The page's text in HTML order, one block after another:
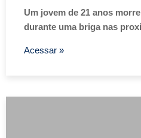
Um jovem de 21 anos
durante uma briga nas
Acessar »